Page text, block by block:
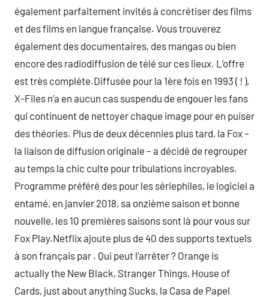
également parfaitement invités à concrétiser des films
et des films en langue française. Vous trouverez
également des documentaires, des mangas ou bien
encore des radiodiffusion de télé sur ces lieux. L’offre
est très complète.Diffusée pour la 1ère fois en 1993 ( ! ),
X-Files n’a en aucun cas suspendu de engouer les fans
qui continuent de nettoyer chaque image pour en puiser
des théories. Plus de deux décennies plus tard, la Fox –
la liaison de diffusion originale – a décidé de regrouper
au temps la chic culte pour tribulations incroyables.
Programme préféré des pour les sériephiles, le logiciel a
entamé, en janvier 2018, sa onzième saison et bonne
nouvelle, les 10 premières saisons sont là pour vous sur
Fox Play.Netflix ajoute plus de 40 des supports textuels
à son français par . Qui peut l’arrêter ? Orange is
actually the New Black, Stranger Things, House of
Cards, just about anything Sucks, la Casa de Papel